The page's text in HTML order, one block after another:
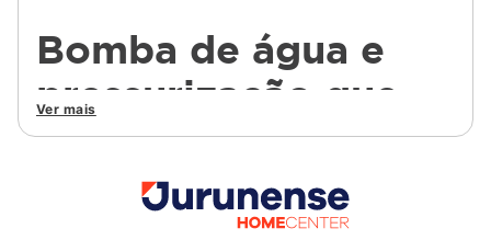
Bomba de água e
pressurização que
garantem conforto e
eficiência no uso
Ver mais